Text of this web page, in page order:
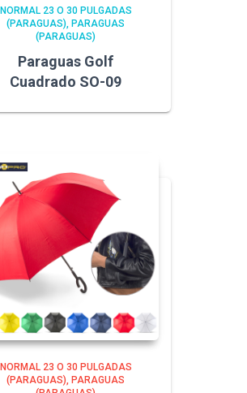
NORMAL 23 O 30 PULGADAS
(PARAGUAS) PARAGUAS
(PARAGUAS)
Paraguas Golf
Cuadrado SO-09
NORMAL 23 O 30 PULGADAS
(PARAGUAS)
PARAGUAS